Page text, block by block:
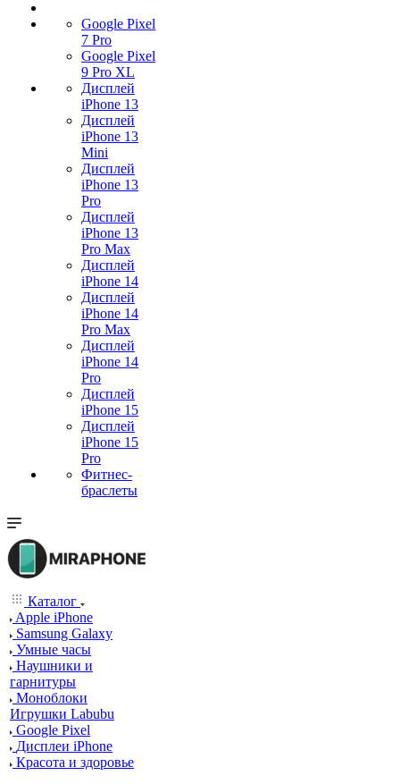
Google Pixel
7 Pro
Google Pixel
9 Pro XL
Дисплей
iPhone 13
Дисплей
iPhone 13
Mini
Дисплей
iPhone 13
Pro
Дисплей
iPhone 13
Pro Max
Дисплей
iPhone 14
Дисплей
iPhone 14
Pro Max
Дисплей
iPhone 14
Pro
Дисплей
iPhone 15
Дисплей
iPhone 15
Pro
Фитнес-
браслеты
Каталог
Apple iPhone
Samsung Galaxy
Умные часы
Наушники и
гарнитуры
Моноблоки
Игрушки Labubu
Google Pixel
Дисплеи iPhone
Красота и здоровье